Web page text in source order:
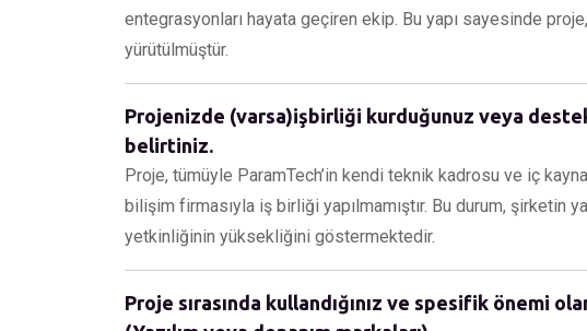
entegrasyonları hayata geçiren ekip. Bu yapı sayesinde
yürütülmüştür.
Projenizde (varsa)işbirliği kurduğunuz veya
belirtiniz.
Proje, tümüyle ParamTech’in kendi teknik kadrosu ve iç
bilişim firmasıyla iş birliği yapılmamıştır. Bu durum, şirketin
yetkinliğinin yüksekliğini göstermektedir.
Proje sırasında kullandığınız ve spesifik önemi